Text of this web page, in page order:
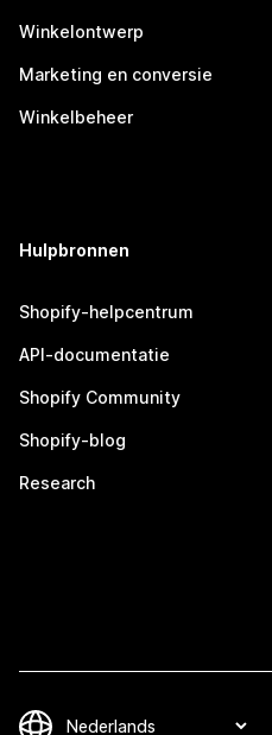
Winkelontwerp
Marketing en conversie
Winkelbeheer
Hulpbronnen
Shopify-helpcentrum
API-documentatie
Shopify Community
Shopify-blog
Research